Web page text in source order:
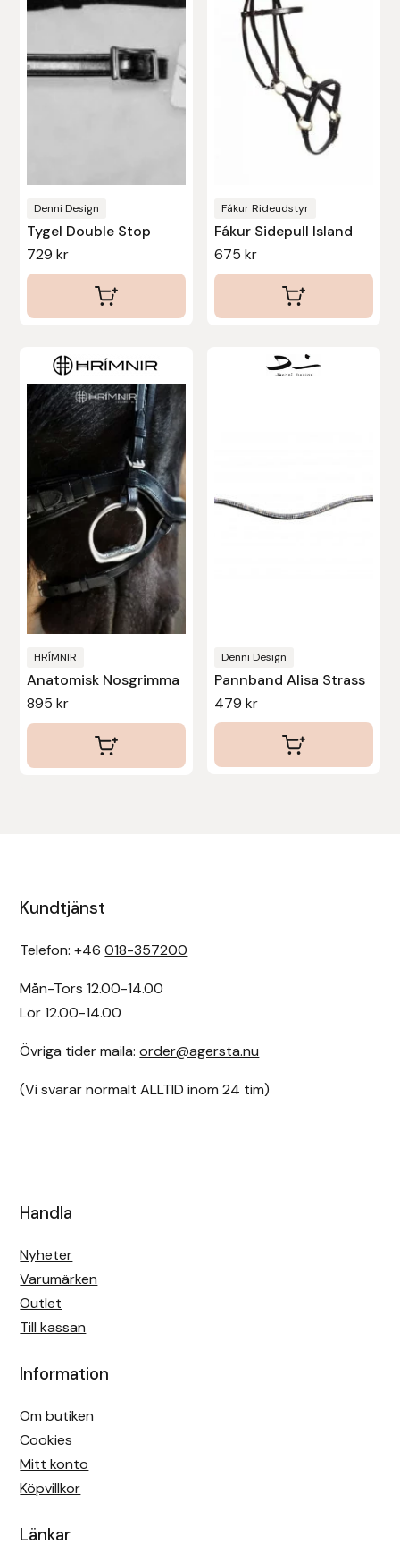
Denni Design
Tygel Double Stop
729kr
flera
De
olika
på
produktsidan
Fákur Rideudstyr
Fákur Sidepull Island
675 kr
HRÍMNIR
Anatomisk Nosgrimma
895kr
Denni Design
Pannband Alisa Strass
479 kr
Kundtjänst
Telefon: +46018-357200
Mån-Tors 12.00-14.00
Lör 12.00-14.00
Övriga tider maila:order@agersta.nu
(Vi svarar normalt ALLTID inom 24 tim)
Handla
Nyheter
Varumärken
Outlet
Till kassan
Information
Om butiken
Cookies
Mitt konto
Köpvillkor
Länkar